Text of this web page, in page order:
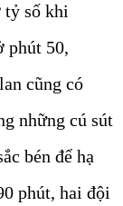
tỷ số khi
phút 50,
cũng có
những cú sút
bén để hạ
phút, hai đội